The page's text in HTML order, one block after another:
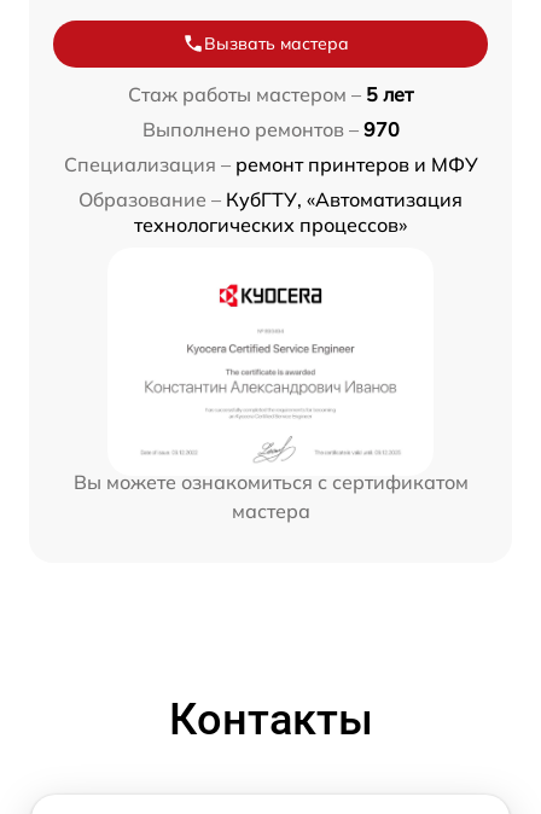
Вызвать мастера
Стаж работы мастером – 5 лет
Выполнено ремонтов – 970
Специализация – ремонт принтеров и МФУ
Образование – КубГТУ, «Автоматизация
технологических процессов»
Вы можете ознакомиться с сертификатом
мастера
Контакты